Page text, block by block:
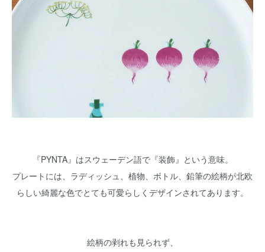
『PYNTA』はスウェーデン語で『装飾』という意味。
プレートには、ラディッシュ、植物、ボトル、鉛筆の絵柄が北欧
らしい綺麗な色でとても可愛らしくデザインされてあります。
絵柄の剥れも見られず、